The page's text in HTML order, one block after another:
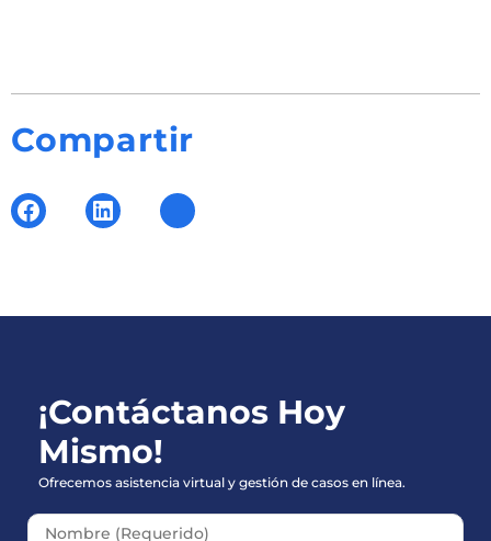
Compartir
¡Contáctanos Hoy
Mismo!
Ofrecemos asistencia virtual y gestión de casos en línea.
Please leave this field